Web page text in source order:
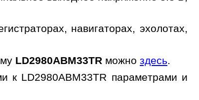
навигаторах, эхолотах,
LD2980ABM33TR можно здесь.
к LD2980ABM33TR параметрами и